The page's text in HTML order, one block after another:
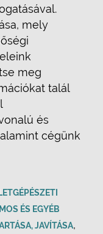
mely
meg
talál
és
cégünk
ÉS EGYÉB
JAVÍTÁSA,